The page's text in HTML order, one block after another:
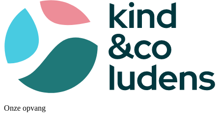
Onze opvang